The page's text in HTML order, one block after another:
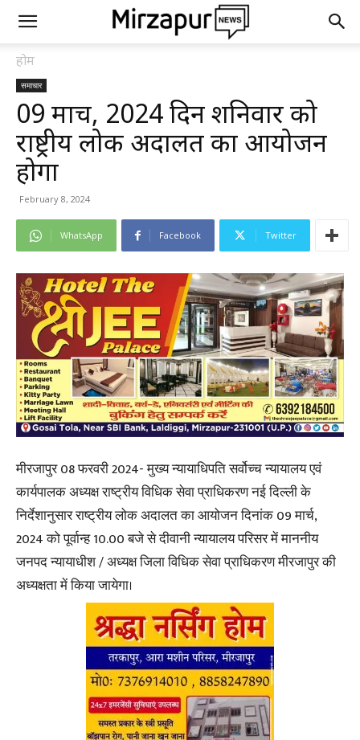
होम
समाचार
09 मार्च, 2024 दिन शनिवार को
राष्ट्रीय लोक अदालत का आयोजन
होगा
February 8, 2024
WhatsApp Facebook Twitter
मीरजापुर 08 फरवरी 2024- मुख्य न्यायाधिपति सर्वोच्च न्यायालय एवं
कार्यपालक अध्यक्ष राष्ट्रीय विधिक सेवा प्राधिकरण नई दिल्ली के
निर्देशानुसार राष्ट्रीय लोक अदालत का आयोजन दिनांक 09 मार्च,
2024 को पूर्वान्ह 10.00 बजे से दीवानी न्यायालय परिसर में माननीय
जनपद न्यायाधीश / अध्यक्ष जिला विधिक सेवा प्राधिकरण मीरजापुर की
अध्यक्षता में किया जायेगा।